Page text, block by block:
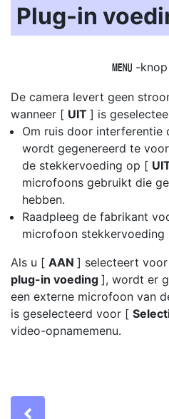
Plug-in
G -knop
De camera levert geen
wanneer [ UIT ] is
Om ruis door interferentie
wordt gegenereerd te
de stekkervoeding op [
microfoons gebruikt die
hebben.
Raadpleeg de fabrikant
microfoon stekkervoeding
Als u [ AAN ] selecteert
plug-in voeding ], wordt er
een externe microfoon van
is geselecteerd voor [
video-opnamemenu.